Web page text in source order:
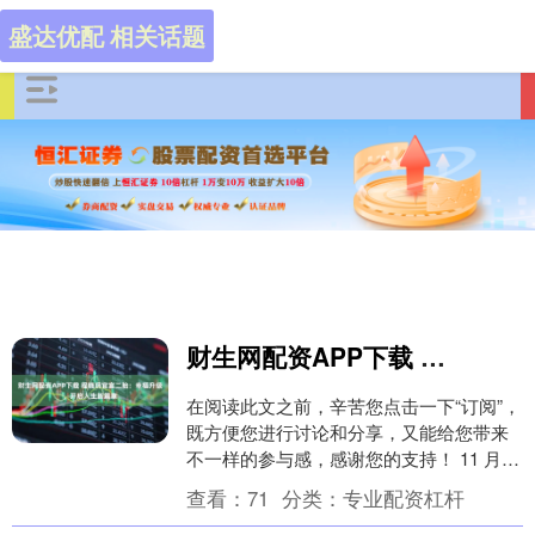
盛达优配 相关话题
财生网配资APP下载 程晓玥官宣二胎：幸福升级，开启人生新篇章
在阅读此文之前，辛苦您点击一下“订阅”，
既方便您进行讨论和分享，又能给您带来
不一样的参与感，感谢您的支持！ 11 月 1
日，时尚博主程晓玥在个人社交平台分享
工....
查看： 71 分类： 专业配资杠杆